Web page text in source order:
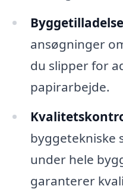
ansøgninger
du slipper for
papirarbejde.
byggetekniske
under hele
garanterer